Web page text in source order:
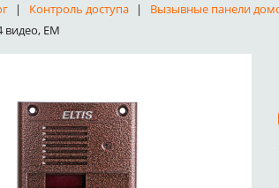
Контроль доступа Вызывные панели
видео, EM